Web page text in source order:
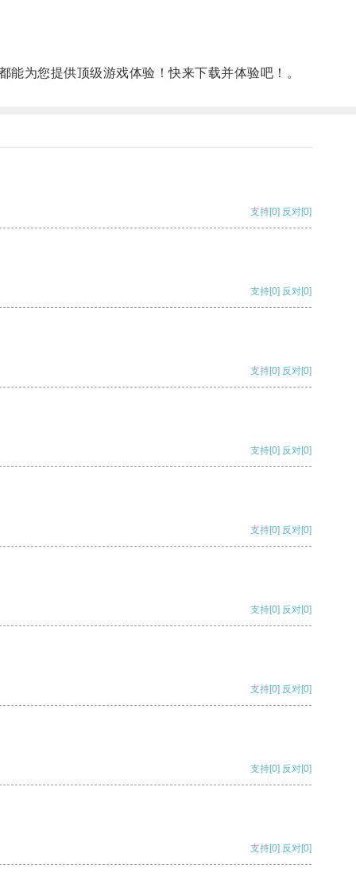
为您提供顶级游戏体验！快来下载并体验吧！。
支持[0] 反对[0]
支持[0] 反对[0]
支持[0] 反对[0]
支持[0] 反对[0]
支持[0] 反对[0]
支持[0] 反对[0]
支持[0] 反对[0]
支持[0] 反对[0]
支持[0] 反对[0]